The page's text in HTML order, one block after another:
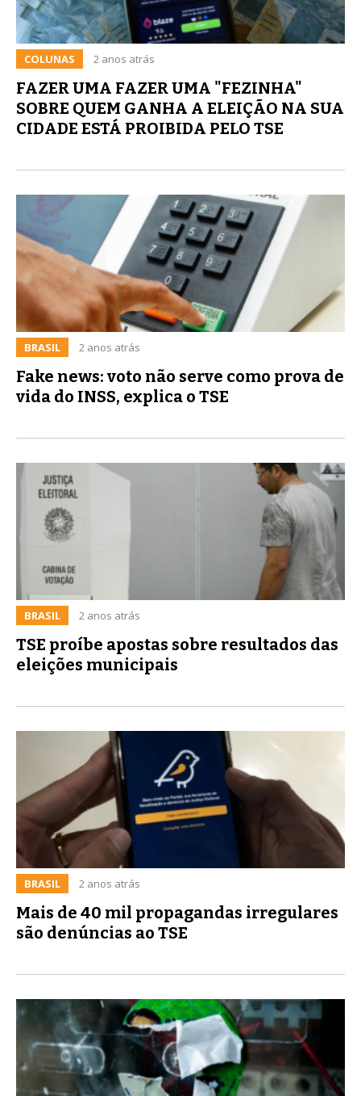
COLUNAS 2 anos atrás
FAZER UMA FAZER UMA "FEZINHA"
SOBRE QUEM GANHA A ELEIÇÃO NA SUA
CIDADE ESTÁ PROIBIDA PELO TSE
BRASIL 2 anos atrás
Fake news: voto não serve como prova de
vida do INSS, explica o TSE
BRASIL 2 anos atrás
TSE proíbe apostas sobre resultados das
eleições municipais
BRASIL 2 anos atrás
Mais de 40 mil propagandas irregulares
são denúncias ao TSE